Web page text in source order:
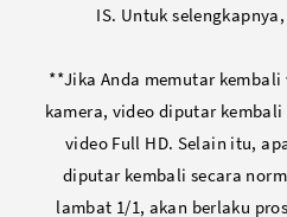
IS. Untuk
**Jika Anda memutar kembali
kamera, video diputar
video Full HD. Selain itu,
diputar kembali secara
lambat 1/1, akan berlaku